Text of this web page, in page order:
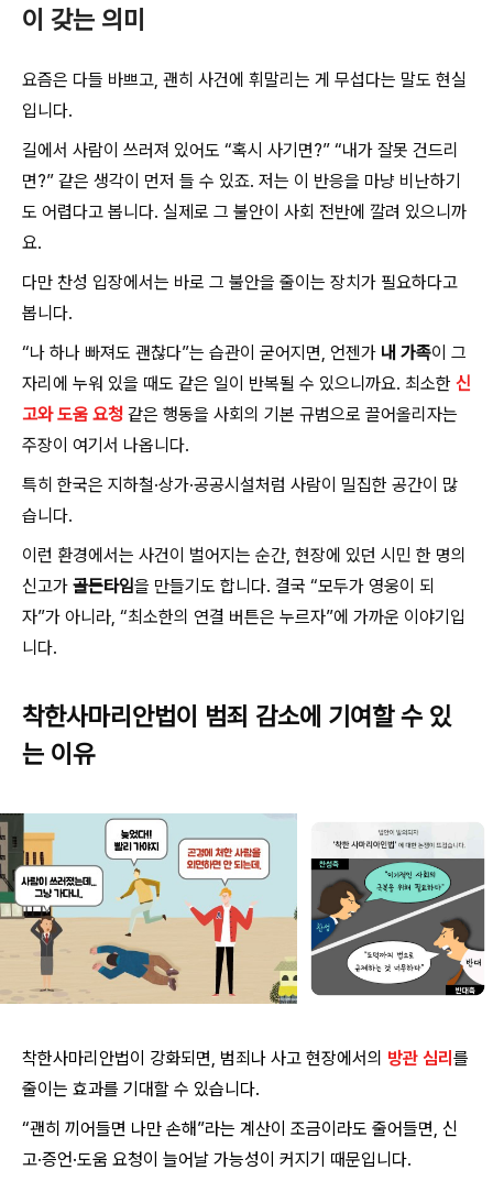
이 갖는 의미
요즘은 다들 바쁘고, 괜히 사건에 휘말리는 게 무섭다는 말도 현실
입니다.
길에서 사람이 쓰러져 있어도 “혹시 사기면?” “내가 잘못 건드리
면?” 같은 생각이 먼저 들 수 있죠. 저는 이 반응을 마냥 비난하기
도 어렵다고 봅니다. 실제로 그 불안이 사회 전반에 깔려 있으니까
요.
다만 찬성 입장에서는 바로 그 불안을 줄이는 장치가 필요하다고
봅니다.
“나 하나 빠져도 괜찮다”는 습관이 굳어지면, 언젠가 내 가족이 그
자리에 누워 있을 때도 같은 일이 반복될 수 있으니까요. 최소한 신
고와 도움 요청 같은 행동을 사회의 기본 규범으로 끌어올리자는
주장이 여기서 나옵니다.
특히 한국은 지하철·상가·공공시설처럼 사람이 밀집한 공간이 많
습니다.
이런 환경에서는 사건이 벌어지는 순간, 현장에 있던 시민 한 명의
신고가 골든타임을 만들기도 합니다. 결국 “모두가 영웅이 되
자”가 아니라, “최소한의 연결 버튼은 누르자”에 가까운 이야기입
니다.
착한사마리안법이 범죄 감소에 기여할 수 있
는 이유
착한사마리안법이 강화되면, 범죄나 사고 현장에서의 방관 심리 를
줄이는 효과를 기대할 수 있습니다.
“괜히 끼어들면 나만 손해”라는 계산이 조금이라도 줄어들면, 신
고·증언·도움 요청이 늘어날 가능성이 커지기 때문입니다.